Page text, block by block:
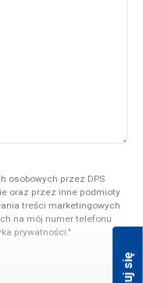
osobowych przez DPS
oraz przez inne podmioty
treści marketingowych
na mój numer telefonu
prywatności."